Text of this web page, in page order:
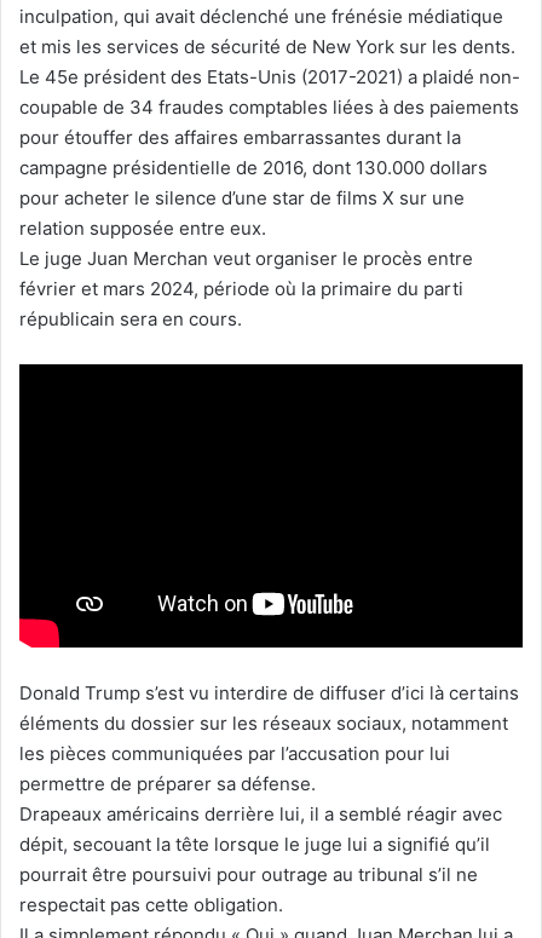
inculpation, qui avait déclenché une frénésie médiatique
et mis les services de sécurité de New York sur les dents.
Le 45e président des Etats-Unis (2017-2021) a plaidé non-
coupable de 34 fraudes comptables liées à des paiements
pour étouffer des affaires embarrassantes durant la
campagne présidentielle de 2016, dont 130.000 dollars
pour acheter le silence d’une star de films X sur une
relation supposée entre eux.
Le juge Juan Merchan veut organiser le procès entre
février et mars 2024, période où la primaire du parti
républicain sera en cours.
Donald Trump s’est vu interdire de diffuser d’ici là certains
éléments du dossier sur les réseaux sociaux, notamment
les pièces communiquées par l’accusation pour lui
permettre de préparer sa défense.
Drapeaux américains derrière lui, il a semblé réagir avec
dépit, secouant la tête lorsque le juge lui a signifié qu’il
pourrait être poursuivi pour outrage au tribunal s’il ne
respectait pas cette obligation.